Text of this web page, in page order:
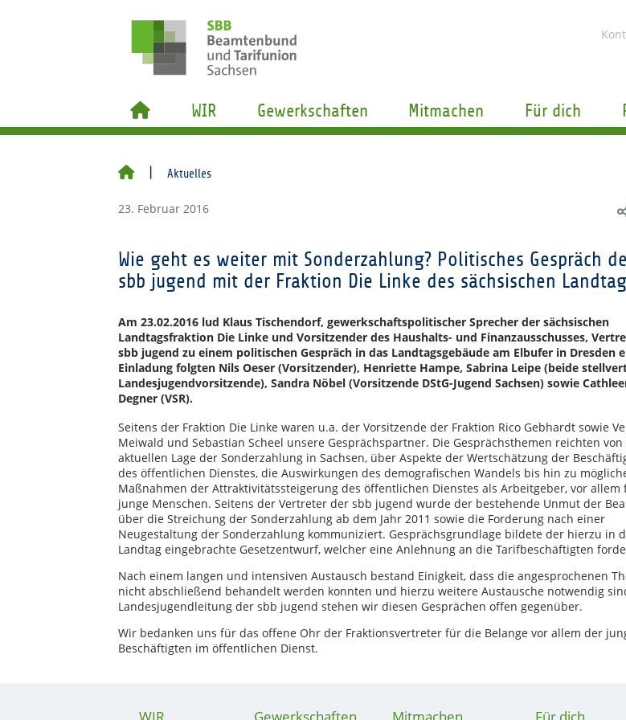
WIR Gewerkschaften Mitmachen Für dich
Aktuelles
23. Februar 2016
Wie geht es weiter mit Sonderzahlung? Politisches Gespräch
sbb jugend mit der Fraktion Die Linke des sächsischen
Am 23.02.2016 lud Klaus Tischendorf, gewerkschaftspolitischer Sprecher der sächsischen
Landtagsfraktion Die Linke und Vorsitzender des Haushalts- und Finanzausschusses,
sbb jugend zu einem politischen Gespräch in das Landtagsgebäude am Elbufer in Dresden
Einladung folgten Nils Oeser (Vorsitzender), Henriette Hampe, Sabrina Leipe (beide
Landesjugendvorsitzende), Sandra Nöbel (Vorsitzende DStG-Jugend Sachsen) sowie
Degner (VSR).
Seitens der Fraktion Die Linke waren u.a. der Vorsitzende der Fraktion Rico Gebhardt sowie
Meiwald und Sebastian Scheel unsere Gesprächspartner. Die Gesprächsthemen reichten
aktuellen Lage der Sonderzahlung in Sachsen, über Aspekte der Wertschätzung der
des öffentlichen Dienstes, die Auswirkungen des demografischen Wandels bis hin zu
Maßnahmen der Attraktivitätssteigerung des öffentlichen Dienstes als Arbeitgeber, vor allem
junge Menschen. Seitens der Vertreter der sbb jugend wurde der bestehende Unmut der
über die Streichung der Sonderzahlung ab dem Jahr 2011 sowie die Forderung nach einer
Neugestaltung der Sonderzahlung kommuniziert. Gesprächsgrundlage bildete der hierzu in
Landtag eingebrachte Gesetzentwurf, welcher eine Anlehnung an die Tarifbeschäftigten
Nach einem langen und intensiven Austausch bestand Einigkeit, dass die angesprochenen
nicht abschließend behandelt werden konnten und hierzu weitere Austausche notwendig
Landesjugendleitung der sbb jugend stehen wir diesen Gesprächen offen gegenüber.
Wir bedanken uns für das offene Ohr der Fraktionsvertreter für die Belange vor allem der
Beschäftigten im öffentlichen Dienst.